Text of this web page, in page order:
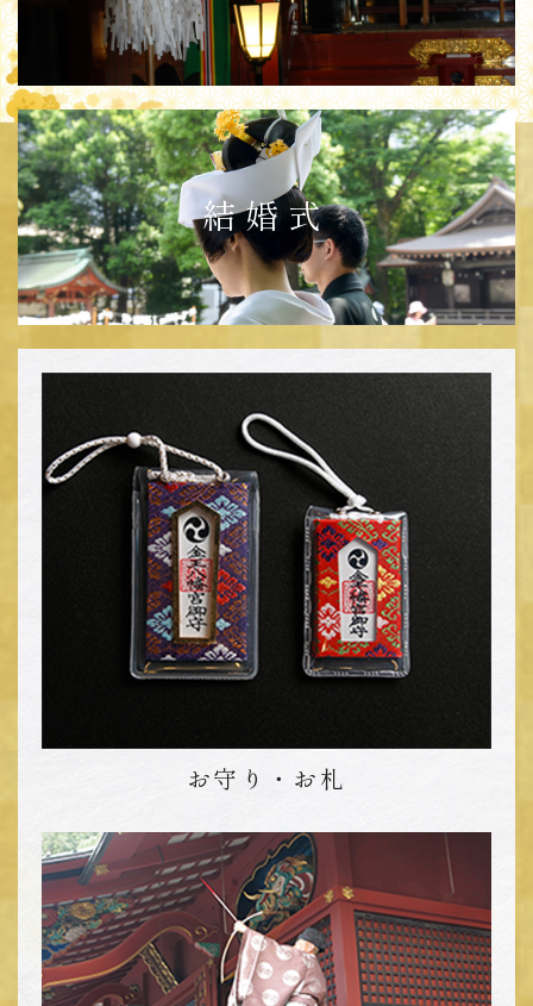
必ずご予約をお願いいたします。
ご予約済みの方はこちら
ご予約がお済みでない方は
下記電話番号にご連絡ください。
03-3407-1811
結婚式
お守り・お札